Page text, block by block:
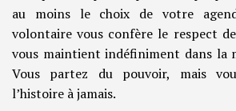
au moins le choix de votre
volontaire vous confère le respect
vous maintient indéfiniment dans la
Vous partez du pouvoir, mais
l’histoire à jamais.